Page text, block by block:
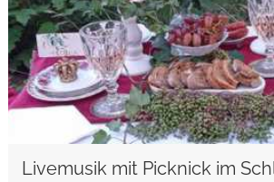
Livemusik mit Picknick im